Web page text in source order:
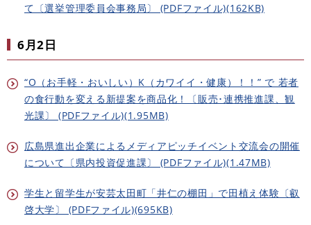
て〔選挙管理委員会事務局〕 (PDFファイル)(162KB)
6月2日​
“O（お手軽・おいしい）K（カワイイ・健康）！！” で 若者
の食行動を変える新提案を商品化！〔販売･連携推進課、観
光課〕 (PDFファイル)(1.95MB)
広島県進出企業によるメディアピッチイベント交流会の開催
について〔県内投資促進課〕 (PDFファイル)(1.47MB)
学生と留学生が安芸太田町「井仁の棚田」で田植え体験〔叡
啓大学〕 (PDFファイル)(695KB)